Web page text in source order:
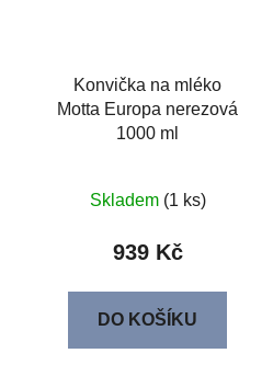
Konvička na mléko
Motta Europa nerezová
1000 ml
Skladem (1 ks)
939 Kč
DO KOŠÍKU